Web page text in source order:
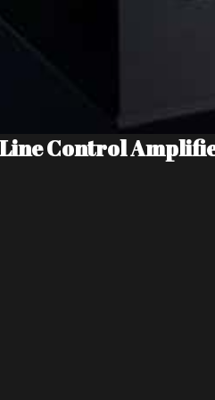
Control